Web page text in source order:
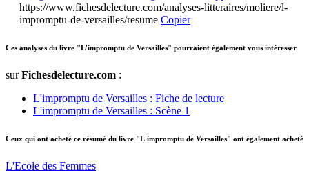
https://www.fichesdelecture.com/analyses-litteraires/moliere/l-
impromptu-de-versailles/resume Copier
Ces analyses du livre "L'impromptu de Versailles" pourraient également vous intéresser
surFichesdelecture.com :
L'impromptu de Versailles : Fiche de lecture
L'impromptu de Versailles : Scène 1
Ceux qui ont acheté ce résumé du livre "L'impromptu de Versailles" ont également acheté
L'Ecole des Femmes